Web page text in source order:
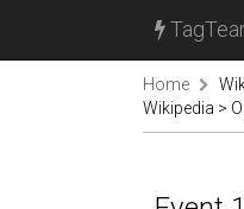
Home
Wikipedia >